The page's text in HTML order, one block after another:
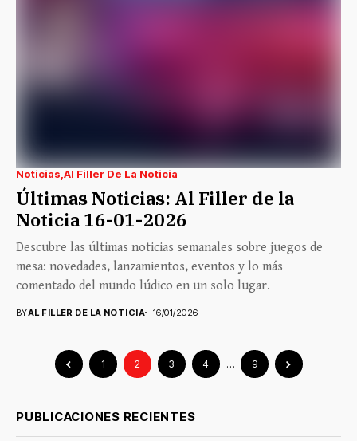
Noticias Al Filler De La Noticia
Últimas Noticias: Al Filler de la
Noticia 16-01-2026
Descubre las últimas noticias semanales sobre juegos de
mesa: novedades, lanzamientos, eventos y lo más
comentado del mundo lúdico en un solo lugar.
BYAL FILLER DE LA NOTICIA 16/01/2026
1 2 3 4 … 9
PUBLICACIONES RECIENTES